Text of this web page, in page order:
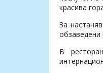
красива
За
обзаведени
В